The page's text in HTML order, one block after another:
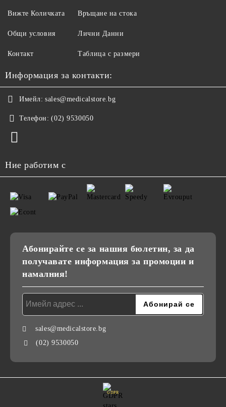
Вижте Количката
Общи условия
Контакт
Връщане на стока
Лични Данни
Таблица с размери
Информация за контакти:
Имейл: sales@medicalstore.bg
Телефон: (02) 9530050
Ние работим с
Абонирайте се за нашия бюлетин, за да
получавате информация за промоции и
намалния!
sales@medicalstore.bg
(02) 9530050
GDPR